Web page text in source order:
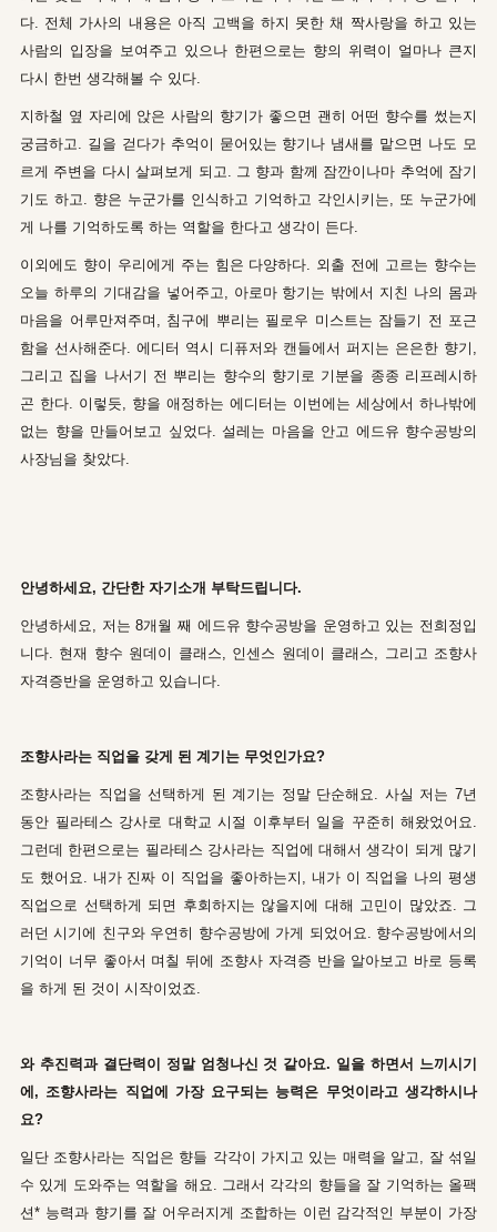
다. 전체 가사의 내용은 아직 고백을 하지 못한 채 짝사랑을 하고 있는
사람의 입장을 보여주고 있으나 한편으로는 향의 위력이 얼마나 큰지
다시 한번 생각해볼 수 있다.
지하철 옆 자리에 앉은 사람의 향기가 좋으면 괜히 어떤 향수를 썼는지
궁금하고. 길을 걷다가 추억이 묻어있는 향기나 냄새를 맡으면 나도 모
르게 주변을 다시 살펴보게 되고. 그 향과 함께 잠깐이나마 추억에 잠기
기도 하고. 향은 누군가를 인식하고 기억하고 각인시키는, 또 누군가에
게 나를 기억하도록 하는 역할을 한다고 생각이 든다.
이외에도 향이 우리에게 주는 힘은 다양하다. 외출 전에 고르는 향수는
오늘 하루의 기대감을 넣어주고, 아로마 항기는 밖에서 지친 나의 몸과
마음을 어루만져주며, 침구에 뿌리는 필로우 미스트는 잠들기 전 포근
함을 선사해준다. 에디터 역시 디퓨저와 캔들에서 퍼지는 은은한 향기,
그리고 집을 나서기 전 뿌리는 향수의 향기로 기분을 종종 리프레시하
곤 한다. 이렇듯, 향을 애정하는 에디터는 이번에는 세상에서 하나밖에
없는 향을 만들어보고 싶었다. 설레는 마음을 안고 에드유 향수공방의
사장님을 찾았다.
안녕하세요, 간단한 자기소개 부탁드립니다.
안녕하세요, 저는 8개월 째 에드유 향수공방을 운영하고 있는 전희정입
니다. 현재 향수 원데이 클래스, 인센스 원데이 클래스, 그리고 조향사
자격증반을 운영하고 있습니다.
조향사라는 직업을 갖게 된 계기는 무엇인가요?
조향사라는 직업을 선택하게 된 계기는 정말 단순해요. 사실 저는 7년
동안 필라테스 강사로 대학교 시절 이후부터 일을 꾸준히 해왔었어요.
그런데 한편으로는 필라테스 강사라는 직업에 대해서 생각이 되게 많기
도 했어요. 내가 진짜 이 직업을 좋아하는지, 내가 이 직업을 나의 평생
직업으로 선택하게 되면 후회하지는 않을지에 대해 고민이 많았죠. 그
러던 시기에 친구와 우연히 향수공방에 가게 되었어요. 향수공방에서의
기억이 너무 좋아서 며칠 뒤에 조향사 자격증 반을 알아보고 바로 등록
을 하게 된 것이 시작이었죠.
와 추진력과 결단력이 정말 엄청나신 것 같아요. 일을 하면서 느끼시기
에, 조향사라는 직업에 가장 요구되는 능력은 무엇이라고 생각하시나
요?
일단 조향사라는 직업은 향들 각각이 가지고 있는 매력을 알고, 잘 섞일
수 있게 도와주는 역할을 해요. 그래서 각각의 향들을 잘 기억하는 올팩
션* 능력과 향기를 잘 어우러지게 조합하는 이런 감각적인 부분이 가장